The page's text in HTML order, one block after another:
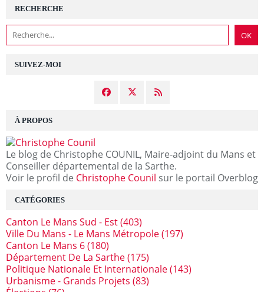
SUIVEZ-MOI
RECHERCHE
À PROPOS
Le blog de Christophe COUNIL, Maire-adjoint du Mans et
Conseiller départemental de la Sarthe.
Voir le profil de Christophe Counil sur le portail Overblog
CATÉGORIES
Canton Le Mans Sud - Est(403)
Ville Du Mans - Le Mans Métropole(197)
Canton Le Mans 6(180)
Département De La Sarthe(175)
Politique Nationale Et Internationale(143)
Urbanisme - Grands Projets (83)